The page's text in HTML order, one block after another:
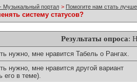
Музыкальный портал > Помогите нам стать
систему статусов?
Результаты опроса:
нужно, мне нравится Табель о Рангах.
нужно, мне нравится другой вариант
его в теме).